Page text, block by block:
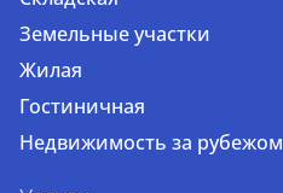
Земельные участки
Жилая
Гостиничная
Недвижимость за рубежом